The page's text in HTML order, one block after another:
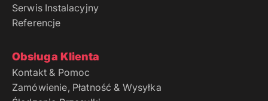
Serwis Instalacyjny
Referencje
Obsługa Klienta
Kontakt & Pomoc
Zamówienie, Płatność & Wysyłka